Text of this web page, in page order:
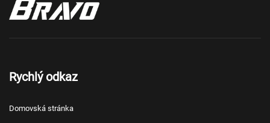
Rychlý odkaz
Domovská stránka